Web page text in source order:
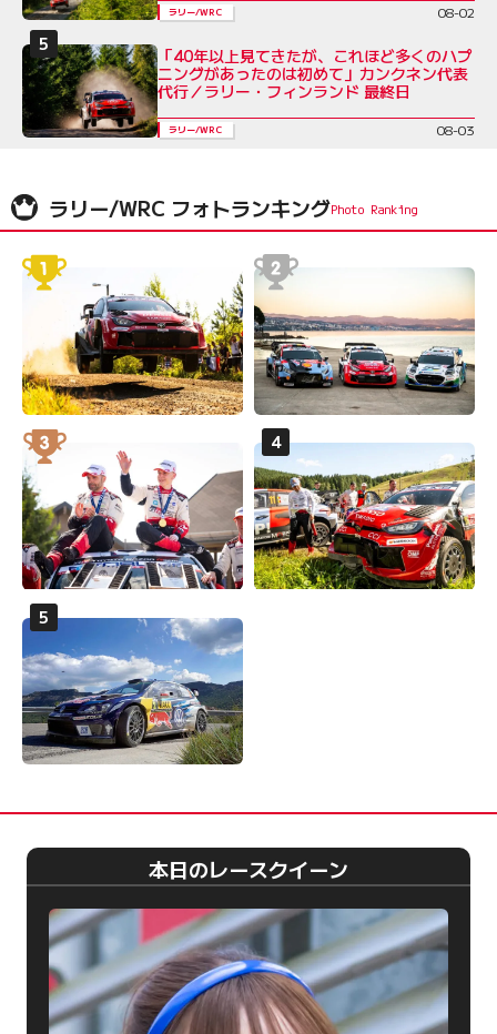
ラリー/WRC 08-02
「40年以上見てきたが、これほど多くのハプ
ニングがあったのは初めて」カンクネン代表
代行／ラリー・フィンランド 最終日
ラリー/WRC 08-03
ラリー/WRC フォトランキング
本日のレースクイーン